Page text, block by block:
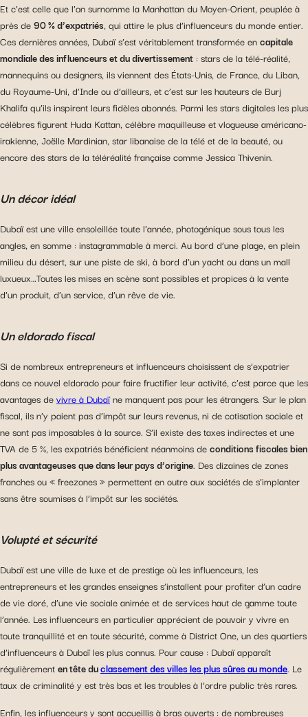
Et c’est celle que l’on surnomme la Manhattan du Moyen-Orient, peuplée à
près de90 % d’expatriés, qui attire le plus d’influenceurs du monde entier.
Ces dernières années, Dubaï s’est véritablement transformée encapitale
mondiale des influenceurs et du divertissement : stars de la télé-réalité,
mannequins ou designers, ils viennent des États-Unis, de France, du Liban,
du Royaume-Uni, d’Inde ou d’ailleurs, et c’est sur les hauteurs de Burj
Khalifa qu’ils inspirent leurs fidèles abonnés. Parmi les stars digitales les plus
célèbres figurent Huda Kattan, célèbre maquilleuse et vlogueuse américano-
irakienne, Joëlle Mardinian, star libanaise de la télé et de la beauté, ou
encore des stars de la téléréalité française comme Jessica Thivenin.
Un décor idéal
Dubaï est une ville ensoleillée toute l’année, photogénique sous tous les
angles, en somme : instagrammable à merci. Au bord d’une plage, en plein
milieu du désert, sur une piste de ski, à bord d’un yacht ou dans un mall
luxueux…Toutes les mises en scène sont possibles et propices à la vente
d’un produit, d’un service, d’un rêve de vie.
Un eldorado fiscal
Si de nombreux entrepreneurs et influenceurs choisissent de s’expatrier
dans ce nouvel eldorado pour faire fructifier leur activité, c’est parce que les
avantages devivre à Dubaïne manquent pas pour les étrangers. Sur le plan
fiscal, ils n’y paient pas d’impôt sur leurs revenus, ni de cotisation sociale et
ne sont pas imposables à la source. S’il existe des taxes indirectes et une
TVA de 5 %, les expatriés bénéficient néanmoins deconditions fiscales bien
plus avantageuses que dans leur pays d’origine. Des dizaines de zones
franches ou « freezones » permettent en outre aux sociétés de s’implanter
sans être soumises à l’impôt sur les sociétés.
Volupté et sécurité
Dubaï est une ville de luxe et de prestige où les influenceurs, les
entrepreneurs et les grandes enseignes s’installent pour profiter d’un cadre
de vie doré, d’une vie sociale animée et de services haut de gamme toute
l’année. Les influenceurs en particulier apprécient de pouvoir y vivre en
toute tranquillité et en toute sécurité, comme à District One, un des quartiers
d’influenceurs à Dubaï les plus connus. Pour cause : Dubaï apparaît
régulièrementen tête duclassement des villes les plus sûres au monde. Le
taux de criminalité y est très bas et les troubles à l’ordre public très rares.
Enfin, les influenceurs y sont accueillis à bras ouverts : de nombreuses